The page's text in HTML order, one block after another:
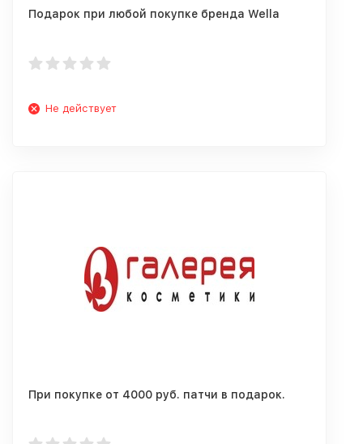
Подарок при любой покупке бренда Wella
Не действует
При покупке от 4000 руб. патчи в подарок.